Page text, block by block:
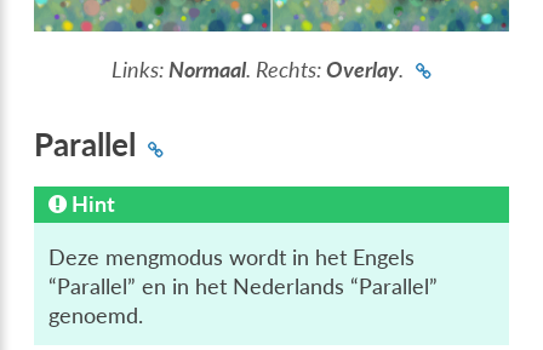
Links: Normaal. Rechts:Overlay.
Parallel
Hint
Deze mengmodus wordt in het Engels
“Parallel” en in het Nederlands “Parallel”
genoemd.